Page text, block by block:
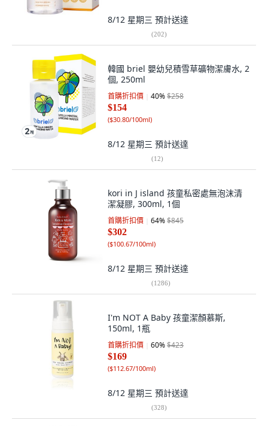
8/12 星期三 預計送達
(202)
韓國 briel 嬰幼兒積雪草礦物潔膚水, 2
個, 250ml
首購折扣價 40%$258
$154
($30.80/100ml)
8/12 星期三 預計送達
(12)
kori in J island 孩童私密處無泡沫清
潔凝膠, 300ml, 1個
首購折扣價 64%$845
$302
($100.67/100ml)
8/12 星期三 預計送達
(1286)
I'm NOT A Baby 孩童潔顏慕斯,
150ml, 1瓶
首購折扣價 60%$423
$169
($112.67/100ml)
8/12 星期三 預計送達
(328)